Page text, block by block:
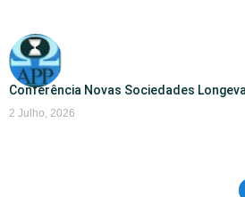
Conferência Novas Sociedades
2 Julho, 2026